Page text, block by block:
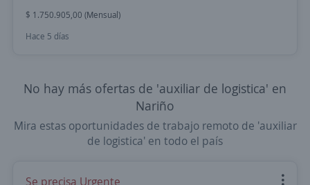
$ 1.750.905,00 (Mensual)
Hace 5 días
No hay más ofertas de 'auxiliar de logistica' en
Nariño
Mira estas oportunidades de trabajo remoto de 'auxiliar
de logistica' en todo el país
Se precisa Urgente